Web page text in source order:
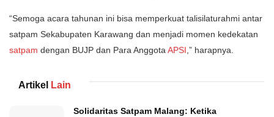
“Semoga acara tahunan ini bisa memperkuat talisilaturahmi antar
satpam Sekabupaten Karawang dan menjadi momen kedekatan
satpam dengan BUJP dan Para AnggotaAPSI,” harapnya.
Artikel Lain
Solidaritas Satpam Malang: Ketika